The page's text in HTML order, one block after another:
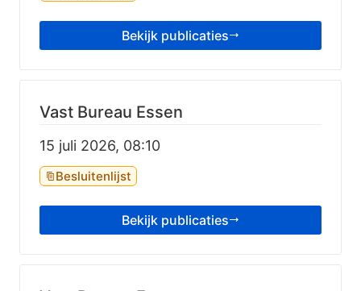
Bekijk publicaties
Vast Bureau Essen
15 juli 2026, 08:10
Besluitenlijst
Bekijk publicaties